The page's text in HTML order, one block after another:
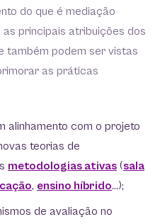
do que é mediação
as principais atribuições dos
também podem ser vistas
as práticas
alinhamento com o projeto
teorias de
metodologias ativas (sala
, ensino híbrido…);
de avaliação no